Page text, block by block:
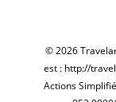
© 2026
est : http://
Actions